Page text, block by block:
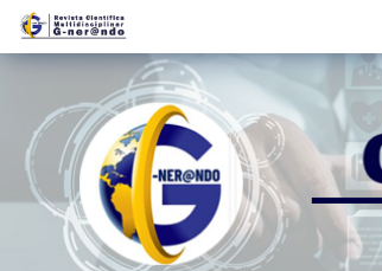
Navegación
principal
Contenido
Barra
lateral